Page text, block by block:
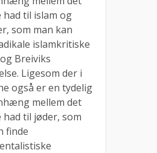
til islam og
som man kan
islamkritiske
Breiviks
Ligesom der i
også er en tydelig
mellem det
til jøder, som
finde